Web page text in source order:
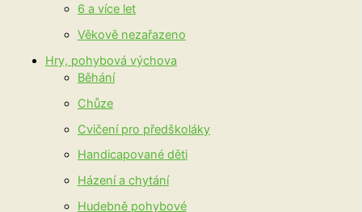
6 a více let
Věkově nezařazeno
Hry, pohybová výchova
Běhání
Chůze
Cvičení pro předškoláky
Handicapované děti
Házení a chytání
Hudebně pohybové